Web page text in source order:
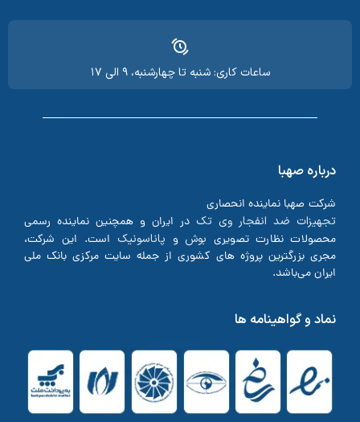
ساعات کاری: شنبه تا چهارشنبه، ۹ الی ۱۷
درباره صهبا
شرکت صهبا نماینده انحصاری
تجهیزات ضد انفجار وی تک در ایران و همچنین نماینده رسمی
محصولات نظارت تصویری بوش و پاناسونیک است. این شرکت،
مجری بزرگترین پروژه های کشوری از جمله سایت مرکزی بانک ملی
ایران می‌باشد.
نماد و گواهینامه ها